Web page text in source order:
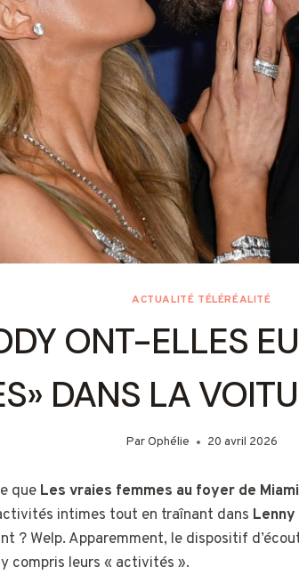
ACTUALITÉ TÉLÉRÉALITÉ
ONT-ELLES
DANS LA
ParOphélie 20 avril 2026
que Les vraies femmes au foyer de Miami
intimes tout en traînant dans
? Welp. Apparemment, le dispositif
compris leurs « activités ».